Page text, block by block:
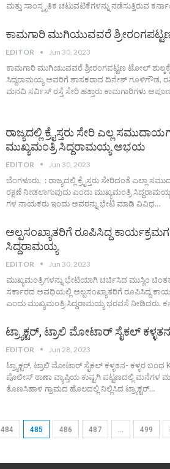
ಮತ್ತು ಸಾಂಸ್ಕೃತಿಕ ಚಟುವಟಿಕೆಗಳನ್ನು ನಡೆಸುತ್ತಿರುವ
ಕಾಮಗಾರಿ ಮುಗಿಯುವವರೆ
EDITOR Jun 30, 2023
ಕಾಮಗಾರಿ ಮುಗಿಯುವವರೆ ಶ್ರೀರಂಗಪಟ್ಟಣ ಟೋಲ್
ಸಿದ್ದರಾಮಯ್ಯ ಅವರಿಗೆ ಶಾಸಕರಾದ ದಿನೇಶ್ ಗೂಳಿಗೌಡ,
ಮನವಿ ಸರ್ವಿಸ್ ರಸ್ತೆ ಸೇರಿ ಹತ್ತಾರು ಕಾಮಗಾರಿಗಳು
ರಾಜ್ಯದಲ್ಲಿ ಕ್ರೈಸ್ತರು ಸೇರಿ ಎಲ್ಲ
ಮುಖ್ಯಮಂತ್ರಿ ಸಿದ್ದರಾಮಯ್ಯ ಅಭಯ
EDITOR Jun 30, 2023
ಬೆಂಗಳೂರು, : ರಾಜ್ಯದಲ್ಲಿ ಕ್ರೈಸ್ತರು ಸೇರಿದಂತೆ ಎಲ್ಲಾ
ರಕ್ಷಣೆ ನೀಡಲಾಗುವುದು ಎಂದು ಮುಖ್ಯಮಂತ್ರಿ
ಗಳ ನಾಯಕರು ಇಂದು ಅವರನ್ನು ಭೇಟಿ ಮಾಡಿ ವಿವಿಧ…
ಅಲ್ಪಸಂಖ್ಯಾತರಿಗೆ ರೂಪಿಸಿದ್ದ
ಸಿದ್ದರಾಮಯ್ಯ
EDITOR Jun 30, 2023
ಮುಖ್ಯಮಂತ್ರಿಗಳನ್ನು ಭೇಟಿಯಾಗಿ ಚರ್ಚಿಸಿದ ಮುಸ್ಲಿಂ
ಸರ್ಕಾರದ ಅವಧಿಯಲ್ಲಿ ಅಲ್ಪಸಂಖ್ಯಾತರಿಗೆ ರೂಪಿಸಿದ್ದ
ಎಂದು ಮುಖ್ಯಮಂತ್ರಿ ಸಿದ್ದರಾಮಯ್ಯ ಭರವಸೆ ನೀಡಿದರು.
ಟ್ರ್ಯಾಕ್ಟರ್, ಟ್ರಾಲಿ ಮೋಟಾರ್ ಸೈಕಲ್
EDITOR Jun 28, 2023
ಟ್ರ್ಯಾಕ್ಟರ್, ಟ್ರಾಲಿ ಮೋಟಾರ್ ಸೈಕಲ್ ಕಳ್ಳತನ- ಕಳ್ಳರ ಬಂಧ
ಪೊಲೀಸ್ ಠಾಣಾ ವ್ಯಾಪ್ತಿಯ ಕುಷ್ಟಗಿ ಪಟ್ಟಣದಲ್ಲಿ ಮನೆಗಳ
ತೊಣಸಿಹಾಳ ಗ್ರಾಮದ ಹೊಲದಲ್ಲಿ ನಿಲ್ಲಿಸಿದ ಟ್ರ್ಯಾಕ್ಟರ್…
484 485 486 487 … 499